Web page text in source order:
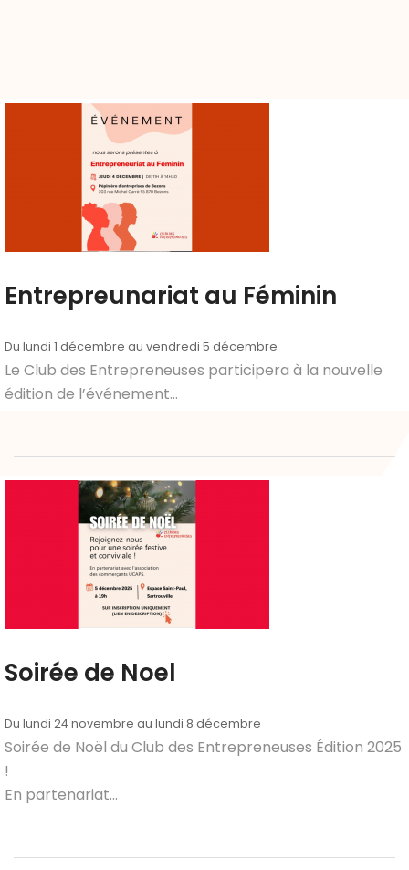
Entrepreunariat au Féminin
Du lundi 1 décembre au vendredi 5 décembre
Le Club des Entrepreneuses participera à la nouvelle
édition de l’événement...
Soirée de Noel
Du lundi 24 novembre au lundi 8 décembre
Soirée de Noël du Club des Entrepreneuses Édition 2025
!
En partenariat...